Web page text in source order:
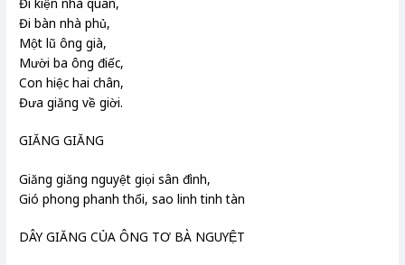
Đi bàn nhà phủ,
Một lũ ông già,
Mười ba ông điếc,
Con hiệc hai chân,
Đưa giăng về giời.
GIĂNG GIĂNG
Giăng giăng nguyệt giọi sân đình,
Gió phong phanh thổi, sao linh tinh tàn
DÂY GIĂNG CỦA ÔNG TƠ BÀ NGUYỆT